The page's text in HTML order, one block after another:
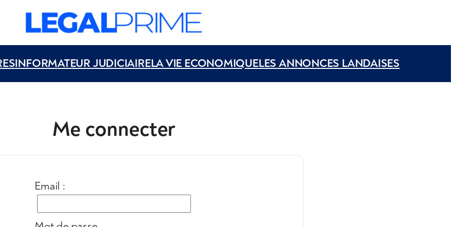
INFORMATEUR JUDICIAIRELA VIE ECONOMIQUELES ANNONCES LANDAISES
Me connecter
Email :